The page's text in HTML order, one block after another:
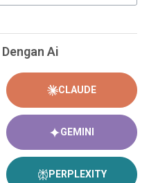
Ai
CLAUDE
GEMINI
PERPLEXITY